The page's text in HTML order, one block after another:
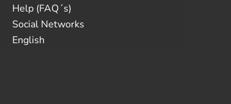
Help (FAQ´s)
Social Networks
English